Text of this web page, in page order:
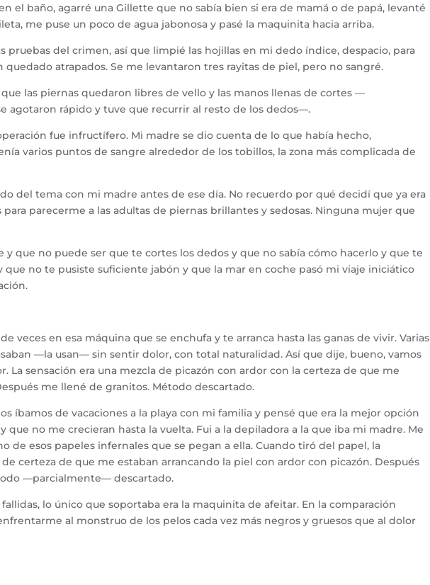
el baño, agarré una Gillette que no sabía bien si era de mamá o de papá, levanté
me puse un poco de agua jabonosa y pasé la maquinita hacia arriba.
pruebas del crimen, así que limpié las hojillas en mi dedo índice, despacio, para
quedado atrapados. Se me levantaron tres rayitas de piel, pero no sangré.
las piernas quedaron libres de vello y las manos llenas de cortes —
agotaron rápido y tuve que recurrir al resto de los dedos—.
fue infructífero. Mi madre se dio cuenta de lo que había hecho,
varios puntos de sangre alrededor de los tobillos, la zona más complicada de
del tema con mi madre antes de ese día. No recuerdo por qué decidí que ya era
para parecerme a las adultas de piernas brillantes y sedosas. Ninguna mujer que
y que no puede ser que te cortes los dedos y que no sabía cómo hacerlo y que te
que no te pusiste suficiente jabón y que la mar en coche pasó mi viaje iniciático
veces en esa máquina que se enchufa y te arranca hasta las ganas de vivir. Varias
—la usan— sin sentir dolor, con total naturalidad. Así que dije, bueno, vamos
La sensación era una mezcla de picazón con ardor con la certeza de que me
me llené de granitos. Método descartado.
íbamos de vacaciones a la playa con mi familia y pensé que era la mejor opción
que no me crecieran hasta la vuelta. Fui a la depiladora a la que iba mi madre. Me
de esos papeles infernales que se pegan a ella. Cuando tiró del papel, la
certeza de que me estaban arrancando la piel con ardor con picazón. Después
—parcialmente— descartado.
lo único que soportaba era la maquinita de afeitar. En la comparación
al monstruo de los pelos cada vez más negros y gruesos que al dolor